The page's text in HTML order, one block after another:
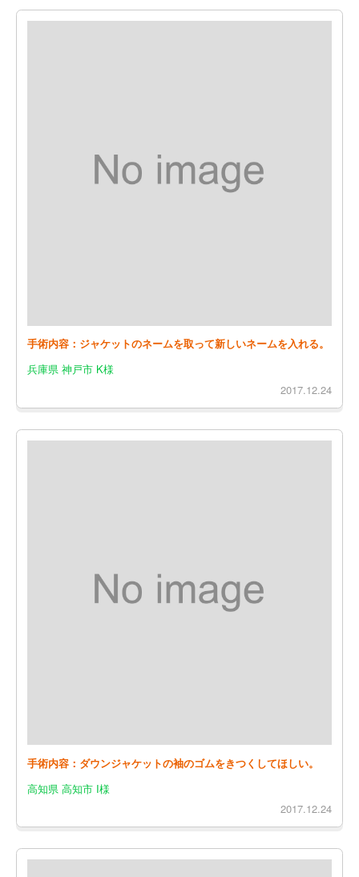
手術内容：ジャケットのネームを取って新しいネームを入れる。
兵庫県 神戸市 K様
2017.12.24
手術内容：ダウンジャケットの袖のゴムをきつくしてほしい。
高知県 高知市 I様
2017.12.24